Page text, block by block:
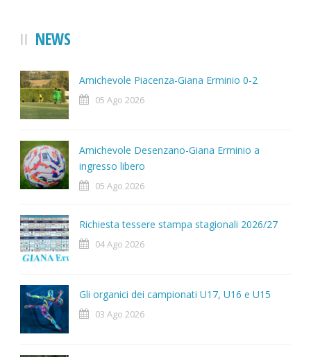
NEWS
Amichevole Piacenza-Giana Erminio 0-2
05 Ago 2026
Amichevole Desenzano-Giana Erminio a
ingresso libero
05 Ago 2026
Richiesta tessere stampa stagionali 2026/27
04 Ago 2026
Gli organici dei campionati U17, U16 e U15
03 Ago 2026